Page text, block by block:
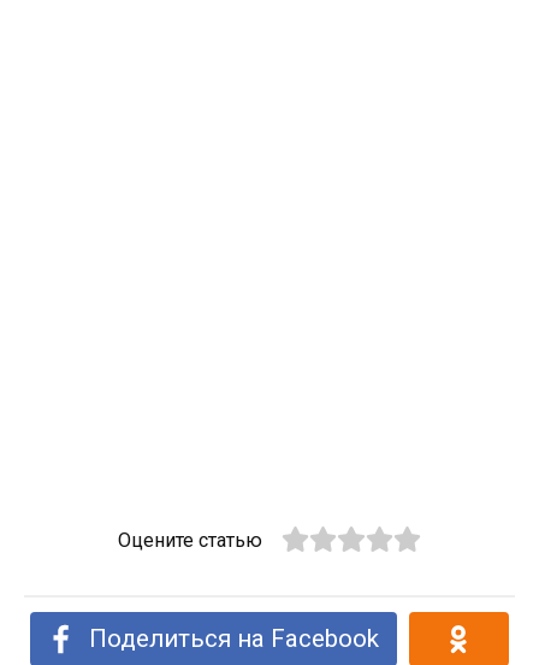
Оцените статью
Поделиться на Facebook